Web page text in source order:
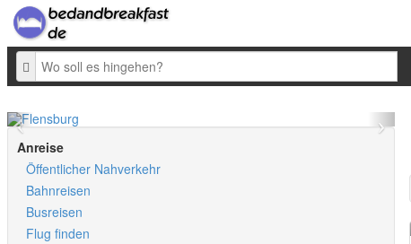
Ziel
Anreise
Öffentlicher Nahverkehr
Bahnreisen
Busreisen
Flug finden